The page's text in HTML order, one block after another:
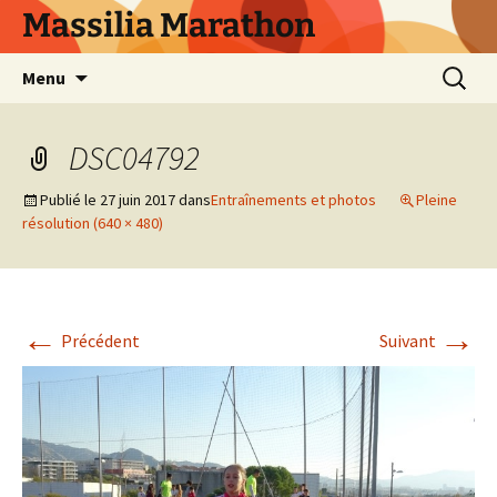
AllerMassilia Marathon
Menu
DSC04792
Publié le 27 juin 2017dansEntraînements et photos
Pleine
résolution (640 × 480)
← Précédent Suivant →